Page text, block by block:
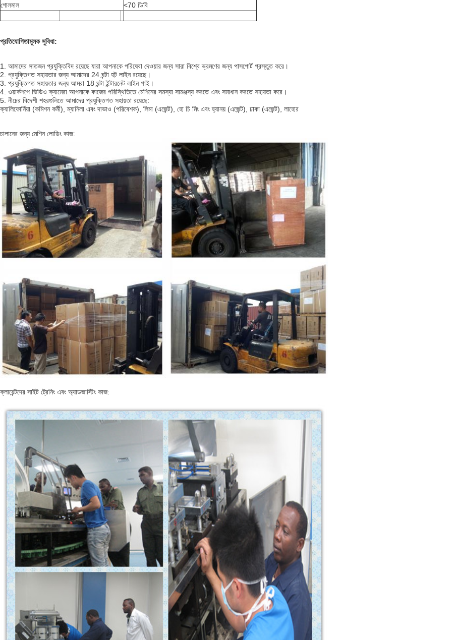
গোলমাল
<70 ডিবি
প্রতিযোগিতামূলক সুবিধা:
1. আমাদের সাতজন প্রযুক্তিবিদ রয়েছে যারা আপনাকে পরিষেবা দেওয়ার জন্য সারা বিশ্বে ভ্রমণের জন্য পাসপোর্ট প্রস্তুত করে।
2. প্রযুক্তিগত সহায়তার জন্য আমাদের 24 ঘন্টা হট লাইন রয়েছে।
3. প্রযুক্তিগত সহায়তার জন্য আমরা 18 ঘন্টা ইন্টারনেট লাইন পাই।
4. ওয়ার্কশপে ভিডিও ক্যামেরা আপনাকে কাজের পরিস্থিতিতে মেশিনের সমস্যা সামঞ্জস্য করতে এবং সমাধান করতে সহায়তা করে।
5. নীচের বিদেশী শহরগুলিতে আমাদের প্রযুক্তিগত সহায়তা রয়েছে:
ক্যালিফোর্নিয়া (কমিশন কর্মী), ম্যানিলা এবং দাভাও (পরিবেশক), লিমা (এজেন্ট), হো চি মিং এবং হ্যানয় (এজেন্ট), ঢাকা (এজেন্ট), লাহোর
চালানের জন্য মেশিন লোডিং কাজ:
ক্লায়েন্টদের সাইট ট্রেনিং এবং অ্যাডজাস্টিং কাজ: